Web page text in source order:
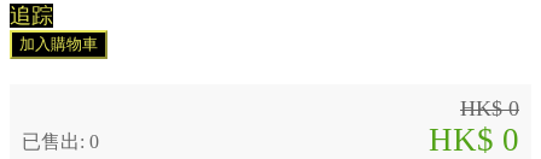
追踪
加入購物車
HK$ 0
已售出: 0 HK$ 0